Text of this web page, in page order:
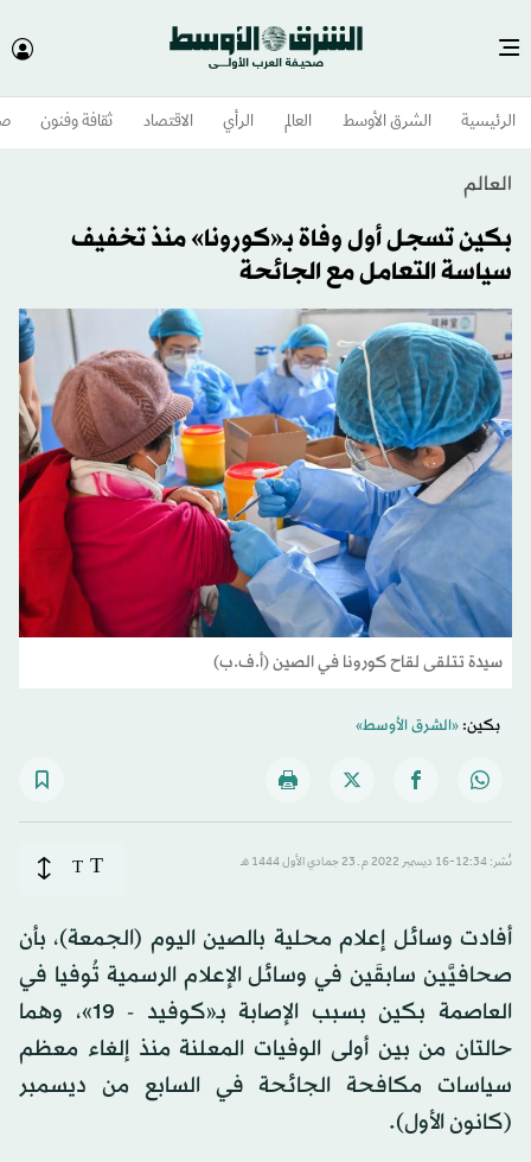
الرئيسية الشرق الأوسط​ العالم الرأي الاقتصاد ثقافة وفنون
العالم
بكين تسجل أول وفاة بـ«كورونا» منذ تخفيف
سياسة التعامل مع الجائحة
سيدة تتلقى لقاح كورونا في الصين (أ.ف.ب)
بكين:«الشرق الأوسط»
نُشر: 12:34-16 ديسمبر 2022 م ـ 23 جمادي الأول 1444 هـ T
T
أفادت وسائل إعلام محلية بالصين اليوم (الجمعة)، بأن
صحافيَّين سابقَين في وسائل الإعلام الرسمية تُوفيا في
العاصمة بكين بسبب الإصابة بـ«كوفيد - 19»، وهما
حالتان من بين أولى الوفيات المعلنة منذ إلغاء معظم
سياسات مكافحة الجائحة في السابع من ديسمبر
(كانون الأول).